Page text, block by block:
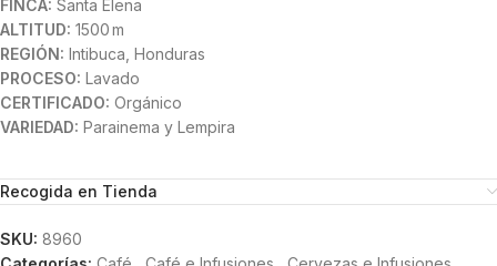
FINCA: Santa Elena
ALTITUD: 1500 m
REGIÓN: Intibuca, Honduras
PROCESO: Lavado
CERTIFICADO: Orgánico
VARIEDAD: Parainema y Lempira
Recogida en Tienda
SKU: 8960